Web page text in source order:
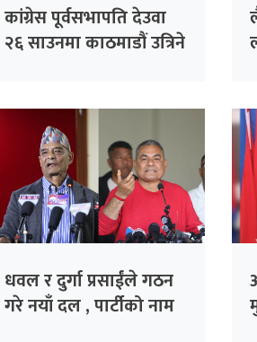
कांग्रेस पूर्वसभापति देउवा
२६ साउनमा काठमाडौं उत्रिने
धवल र दुर्गा प्रसाईंले गठन
गरे नयाँ दल , पार्टीको नाम